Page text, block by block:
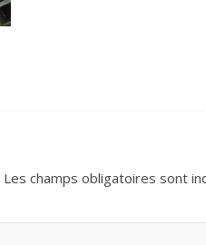
Les champs obligatoires sont